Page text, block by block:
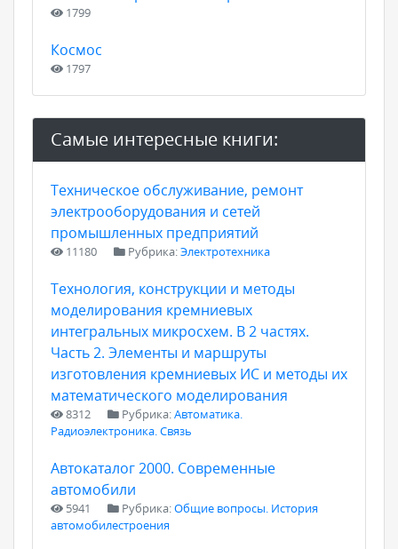
1799
Космос
1797
Самые интересные книги:
Техническое обслуживание, ремонт
электрооборудования и сетей
промышленных предприятий
11180 Рубрика:Электротехника
Технология, конструкции и методы
моделирования кремниевых
интегральных микросхем. В 2 частях.
Часть 2. Элементы и маршруты
изготовления кремниевых ИС и методы их
математического моделирования
8312 Рубрика:Автоматика.
Радиоэлектроника. Связь
Автокаталог 2000. Современные
автомобили
5941 Рубрика:Общие вопросы. История
автомобилестроения